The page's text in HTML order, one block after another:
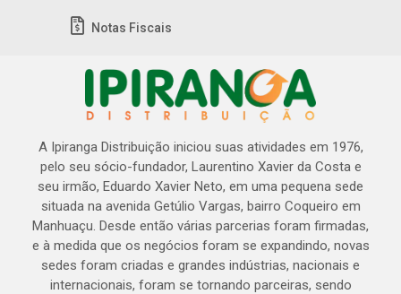
Notas Fiscais
A Ipiranga Distribuição iniciou suas atividades em 1976,
pelo seu sócio-fundador, Laurentino Xavier da Costa e
seu irmão, Eduardo Xavier Neto, em uma pequena sede
situada na avenida Getúlio Vargas, bairro Coqueiro em
Manhuaçu. Desde então várias parcerias foram firmadas,
e à medida que os negócios foram se expandindo, novas
sedes foram criadas e grandes indústrias, nacionais e
internacionais, foram se tornando parceiras, sendo